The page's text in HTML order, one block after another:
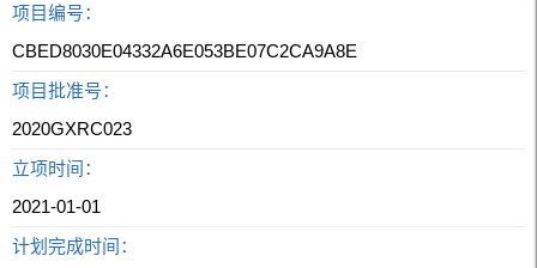
项目编号：
CBED8030E04332A6E053BE07C2CA9A8E
项目批准号：
2020GXRC023
立项时间：
2021-01-01
计划完成时间：